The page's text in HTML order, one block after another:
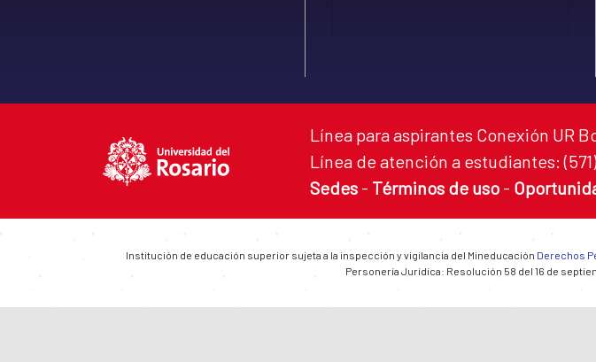
Línea para aspirantes Conexión UR
Línea de atención a estudiantes:
Sedes - Términos de uso -
Institución de educación superior sujeta a la inspección y vigilancia del Mineducación Derechos
Personería Jurídica: Resolución 58 del 16 de